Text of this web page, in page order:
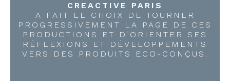
CREACTIVE PARIS
A FAIT LE CHOIX DE TOURNER
PROGRESSIVEMENT LA PAGE DE CES
PRODUCTIONS ET D’ORIENTER SES
RÉFLEXIONS ET DÉVELOPPEMENTS
VERS DES PRODUITS ECO-CONÇUS.